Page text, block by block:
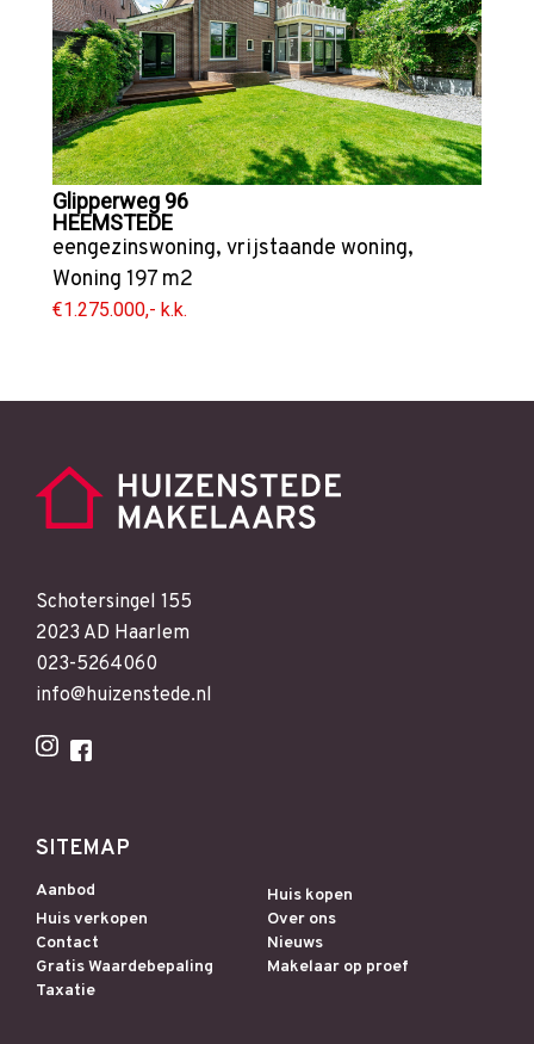
Glipperweg 96
HEEMSTEDE
eengezinswoning, vrijstaande woning,
Woning 197 m2
€1.275.000,- k.k.
Schotersingel 155
2023 AD Haarlem
023-5264060
info@huizenstede.nl
SITEMAP
Aanbod
Huis kopen
Huis verkopen
Over ons
Contact
Nieuws
Gratis Waardebepaling
Makelaar op proef
Taxatie